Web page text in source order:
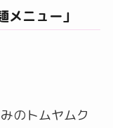
メニュー」
のトムヤムク